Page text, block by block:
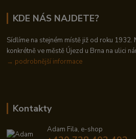
KDE NÁS NAJDETE?
Sídlíme na stejném místě již od roku 1932.
konkrétně ve městě Újezd u Brna na ulici
→ podrobnější informace
Kontakty
Adam Fila, e-shop